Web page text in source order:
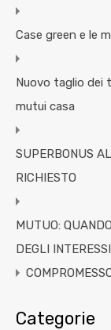
Case green e le
Nuovo taglio dei
mutui casa
SUPERBONUS
RICHIESTO
MUTUO:
DEGLI INTERESSI
Categorie